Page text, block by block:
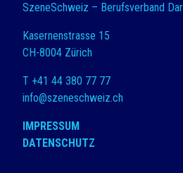
SzeneSchweiz – Berufsverband
Kasernenstrasse 15
CH-8004 Zürich
T +41 44 380 77 77
info@szeneschweiz.ch
IMPRESSUM
DATENSCHUTZ